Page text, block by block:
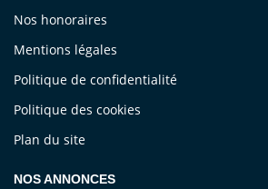
Nos honoraires
Mentions légales
Politique de confidentialité
Politique des cookies
Plan du site
NOS ANNONCES